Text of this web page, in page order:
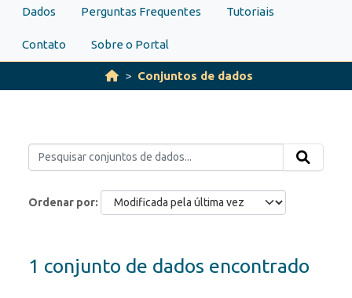
Dados Perguntas Frequentes Tutoriais
Contato Sobre o Portal
Conjuntos de dados
Ordenar por
1 conjunto de dados encontrado